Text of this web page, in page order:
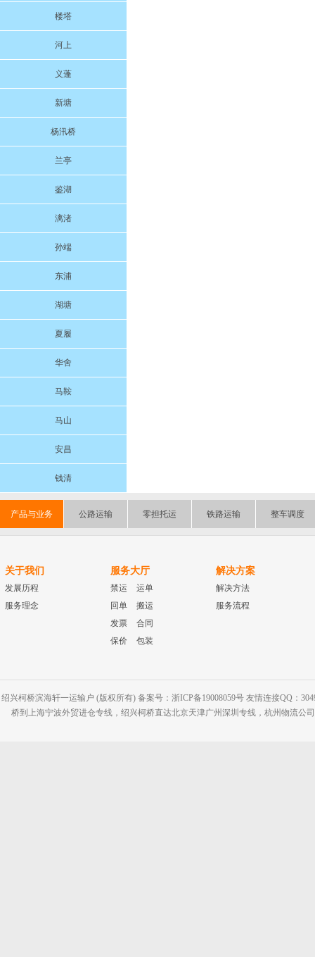
楼塔
河上
义蓬
新塘
杨汛桥
兰亭
鉴湖
漓渚
孙端
东浦
湖塘
夏履
华舍
马鞍
马山
安昌
钱清
产品与业务 公路运输 零担托运 铁路运输 整车调度
关于我们
发展历程
服务理念
服务大厅
禁运
运单
回单
搬运
发票
合同
保价
包装
解决方案
解决方法
服务流程
绍兴柯桥滨海轩一运输户 (版权所有) 备案号：浙ICP备19008059号 友情连接QQ：
桥到上海宁波外贸进仓专线，绍兴柯桥直达北京天津广州深圳专线，杭州物流公